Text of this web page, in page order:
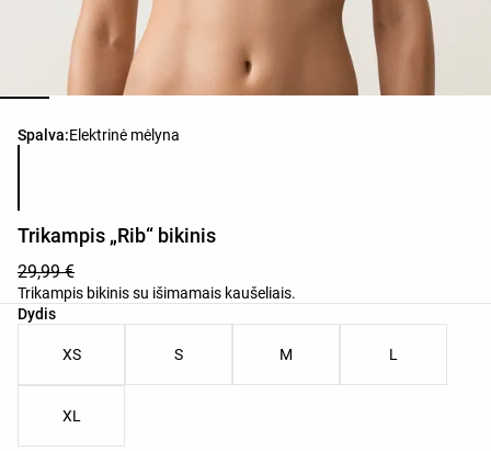
Spalva:Elektrinė mėlyna
Produkto spalvų sąrašas
Trikampis „Rib“ bikinis
29,99 €
Trikampis bikinis su išimamais kaušeliais.
Dydis
Produkto dydžių sąrašas
XS S M L
XL